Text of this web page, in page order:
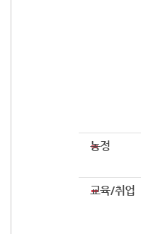
농정
교육/취업